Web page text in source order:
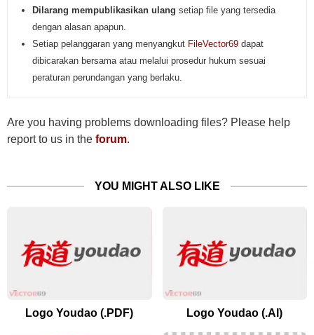
Dilarang mempublikasikan ulang setiap file yang tersedia
dengan alasan apapun.
Setiap pelanggaran yang menyangkut FileVector69 dapat
dibicarakan bersama atau melalui prosedur hukum sesuai
peraturan perundangan yang berlaku.
Are you having problems downloading files? Please help
report to us in the forum.
YOU MIGHT ALSO LIKE
Logo Youdao (.PDF) Logo Youdao (.AI)